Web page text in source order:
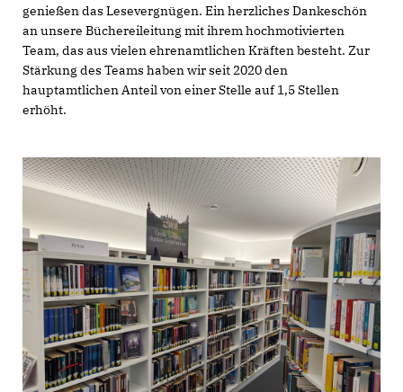
genießen das Lesevergnügen. Ein herzliches Dankeschön
an unsere Büchereileitung mit ihrem hochmotivierten
Team, das aus vielen ehrenamtlichen Kräften besteht. Zur
Stärkung des Teams haben wir seit 2020 den
hauptamtlichen Anteil von einer Stelle auf 1,5 Stellen
erhöht.